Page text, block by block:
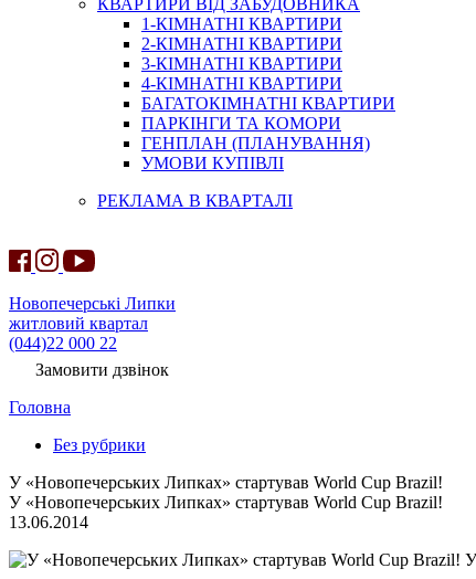
КВАРТИРИ ВІД ЗАБУДОВНИКА
1-КІМНАТНІ КВАРТИРИ
2-КІМНАТНІ КВАРТИРИ
3-КІМНАТНІ КВАРТИРИ
4-КІМНАТНІ КВАРТИРИ
БАГАТОКІМНАТНІ КВАРТИРИ
ПАРКІНГИ ТА КОМОРИ
ГЕНПЛАН (ПЛАНУВАННЯ)
УМОВИ КУПІВЛІ
РЕКЛАМА В КВАРТАЛІ
Новопечерські Липки
житловий квартал
(044)22 000 22
Замовити дзвінок
Головна
Без рубрики
У «Новопечерських Липках» стартував World Cup Brazil!
У «Новопечерських Липках» стартував World Cup Brazil!
13.06.2014